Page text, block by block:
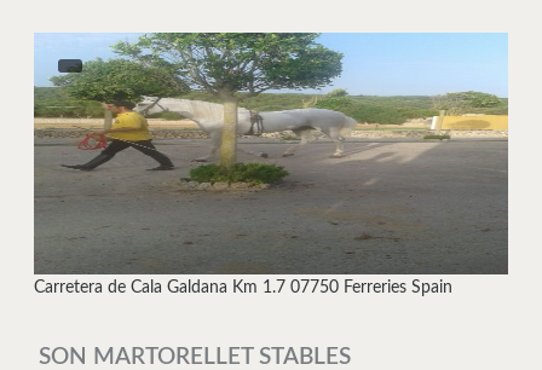
Carretera de Cala Galdana Km 1.7 07750 Ferreries Spain
SON MARTORELLET STABLES